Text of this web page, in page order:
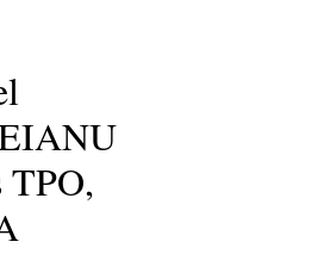
TPO,